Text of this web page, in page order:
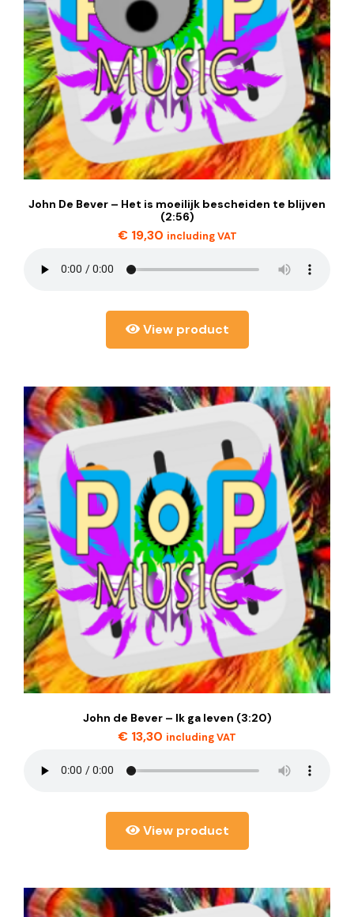
John De Bever – Het is moeilijk bescheiden te blijven
(2:56)
€19,30 including VAT
View product
John de Bever – Ik ga leven (3:20)
€ 13,30 including VAT
View product